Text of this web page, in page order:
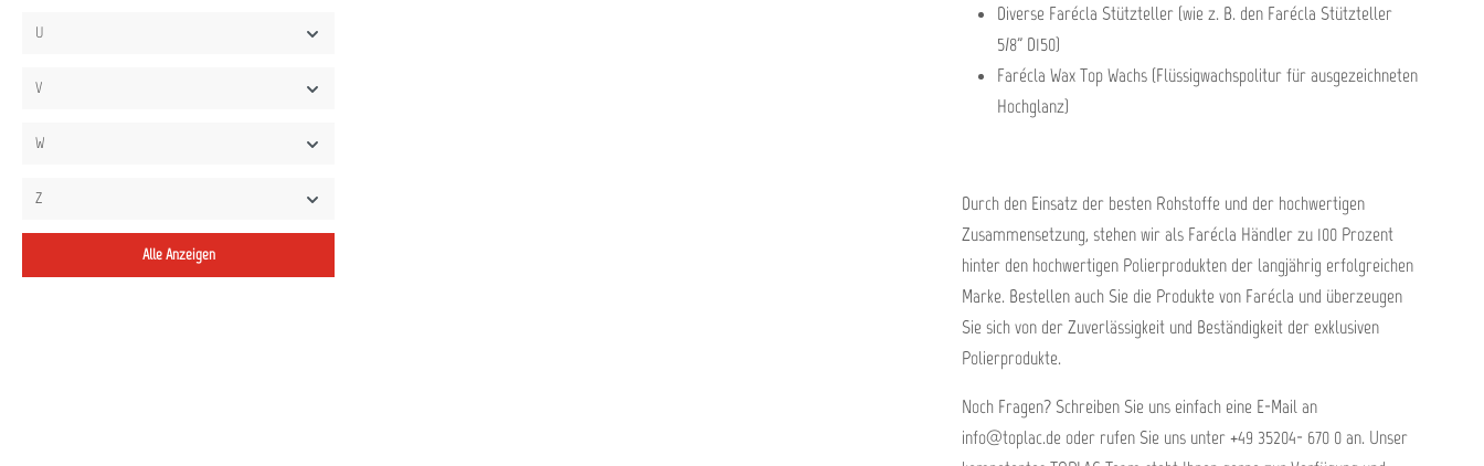
U
V
W
Z
Alle Anzeigen
Diverse Farécla Stützteller (wie z. B. den Farécla Stützteller
5/8" D150)
Farécla Wax Top Wachs (Flüssigwachspolitur für ausgezeichneten
Hochglanz)
Durch den Einsatz der besten Rohstoffe und der hochwertigen
Zusammensetzung, stehen wir als Farécla Händler zu 100 Prozent
hinter den hochwertigen Polierprodukten der langjährig erfolgreichen
Marke. Bestellen auch Sie die Produkte von Farécla und überzeugen
Sie sich von der Zuverlässigkeit und Beständigkeit der exklusiven
Polierprodukte.
Noch Fragen? Schreiben Sie uns einfach eine E-Mail an
info@toplac.de oder rufen Sie uns unter +49 35204- 670 0 an. Unser